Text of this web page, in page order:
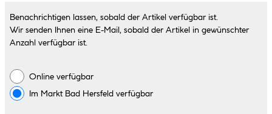
Benachrichtigen lassen, sobald der Artikel verfügbar ist.
Wir senden Ihnen eine E-Mail, sobald der Artikel in gewünschter
Anzahl verfügbar ist.
Online verfügbar
Im Markt Bad Hersfeld verfügbar